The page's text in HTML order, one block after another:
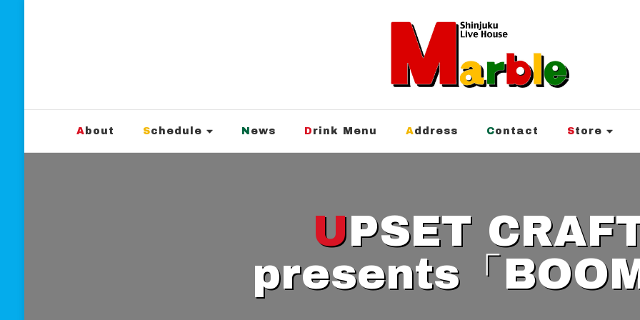
About Schedule News Drink Menu Address Contact Store
UPSET CRAFT
presents「